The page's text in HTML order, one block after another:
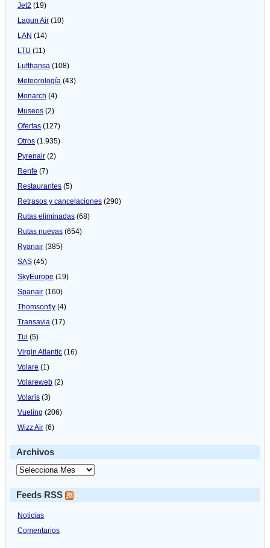
Jet2 (19)
Lagun Air (10)
LAN (14)
LTU (11)
Lufthansa (108)
Meteorologí­a (43)
Monarch (4)
Museos (2)
Ofertas (127)
Otros (1.935)
Pyrenair (2)
Renfe (7)
Restaurantes (5)
Retrasos y cancelaciones (290)
Rutas eliminadas (68)
Rutas nuevas (654)
Ryanair (385)
SAS (45)
SkyEurope (19)
Spanair (160)
Thomsonfly (4)
Transavia (17)
Tui (5)
Virgin Atlantic (16)
Volare (1)
Volareweb (2)
Volaris (3)
Vueling (206)
Wizz Air (6)
Archivos
Feeds RSS
Noticias
Comentarios